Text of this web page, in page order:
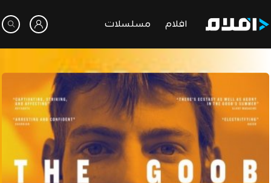
افلام مسلسلات